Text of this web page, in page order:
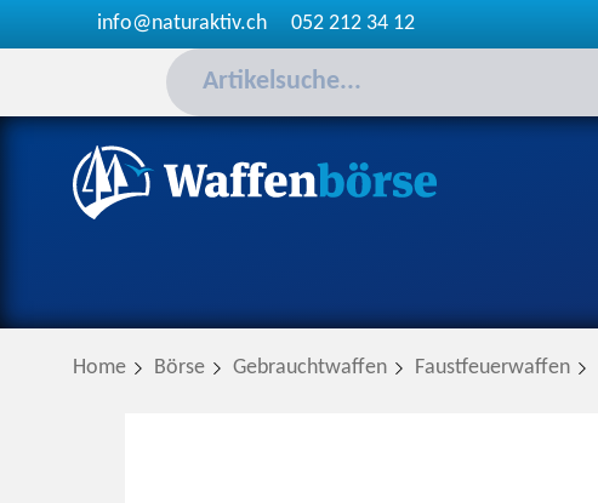
info@naturaktiv.ch 052 212 34 12
Home Börse Gebrauchtwaffen Faustfeuerwaffen